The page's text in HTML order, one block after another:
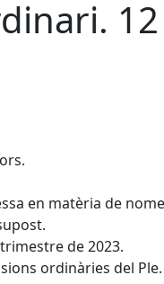
en matèria de
de 2023.
ordinàries del Ple.